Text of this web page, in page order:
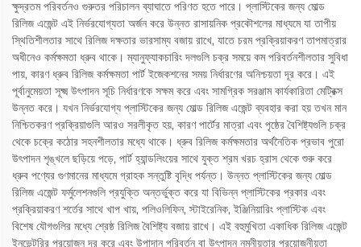
ক্ষুদ্রতম পরিবর্তনও গুরুতর পরিচালন ব্যাঘাতে পরিণত হতে পারে। প্লাস্টিকের জন্য মোল্ড
রিলিজ এজেন্ট এই নির্ভরযোগ্যতা অর্জন করে উন্নত রাসায়নিক প্রকৌশলের মাধ্যমে যা তাপীয়
স্থিতিশীলতার সাথে রিলিজ দক্ষতার ভারসাম্য বজায় রাখে, যাতে চরম প্রক্রিয়াকরণ তাপমাত্রার
অধীনেও কর্মক্ষমতা ধ্রুব থাকে। ম্যানুফ্যাকচারিং দলগুলি চক্র সময়ে কম পরিবর্তনশীলতার সুবিধা
পায়, কারণ ধ্রুব রিলিজ কর্মক্ষমতা পার্ট ইজেকশনের সময় নির্ধারণের অনিশ্চয়তা দূর করে। এই
পূর্বানুমেয়তা সূক্ষ্ম উৎপাদন সূচি নির্ধারণকে সক্ষম করে এবং সামগ্রিক সরঞ্জাম কার্যকারিতা মেট্রিক্স
উন্নত করে। যখন নির্ভরযোগ্য প্লাস্টিকের জন্য মোল্ড রিলিজ এজেন্ট ব্যবহার করা হয় তখন মান
নিশ্চিতকরণ প্রক্রিয়াগুলি আরও সরলীকৃত হয়, কারণ পার্টের মাত্রা এবং পৃষ্ঠের বৈশিষ্ট্যগুলি চক্র
থেকে চক্রে কঠোর সহনশীলতার মধ্যে থাকে। ধ্রুব রিলিজ কর্মক্ষমতার অর্থনৈতিক প্রভাব পুরো
উৎপাদন শৃঙ্খলে ছড়িয়ে পড়ে, পার্ট হ্যান্ডলিংয়ের সাথে যুক্ত শ্রম খরচ হ্রাস থেকে শুরু করে
ধ্রুব পণ্যের গুণমানের মাধ্যমে গ্রাহক সন্তুষ্টি বৃদ্ধি পর্যন্ত। উন্নত প্লাস্টিকের জন্য মোল্ড
রিলিজ এজেন্ট ফর্মুলেশনগুলি প্রযুক্তি অন্তর্ভুক্ত করে যা বিভিন্ন প্লাস্টিকের প্রকার এবং
প্রক্রিয়াকরণ শর্তের সাথে খাপ খায়, পলিওলিফিন, স্টাইরেনিক, ইঞ্জিনিয়ারিং প্লাস্টিক এবং
বিশেষ যৌগগুলির মধ্যে শ্রেষ্ঠ রিলিজ বৈশিষ্ট্য বজায় রাখে। এই বহুমুখিতা একাধিক রিলিজ এজেন্ট
ইনভেন্টরির প্রয়োজন দূর করে এবং উপাদান পরিবর্তন বা উৎপাদন নমনীয়তার প্রয়োজনীয়তা